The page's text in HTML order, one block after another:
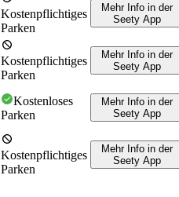
Kostenpflichtiges
Parken
Mehr Info in der
Seety App
Kostenpflichtiges
Parken
Mehr Info in der
Seety App
Kostenloses
Parken
Mehr Info in der
Seety App
Kostenpflichtiges
Parken
Mehr Info in der
Seety App